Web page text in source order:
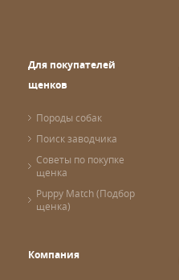
Для покупателей
щенков
Породы собак
Поиск заводчика
Советы по покупке
щенка
Puppy Match (Подбор
щенка)
Компания